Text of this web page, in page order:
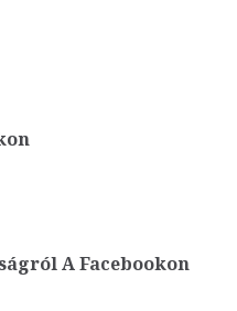
A Facebookon